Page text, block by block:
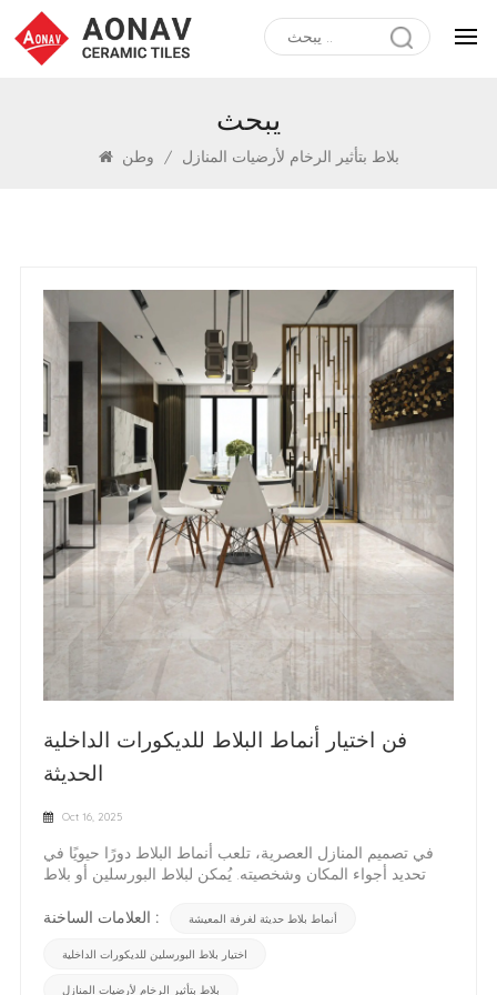
يبحث
/ بلاط بتأثير الرخام لأرضيات المنازل
فن اختيار أنماط البلاط للديكورات الداخلية
الحديثة
Oct 16, 2025
في تصميم المنازل العصرية، تلعب أنماط البلاط دورًا حيويًا في
تحديد أجواء المكان وشخصيته. يُمكن لبلاط البورسلين أو بلاط
أبسط الديكورات الداخلية. سواءً كنت تُجدد بلاط أرضية غرفة
تختاره يُحدث فرقًا كبيرًا. 1. وظيفة الغرفة وتخطيط المساحةابدأ
بالتفكير في غرض كل غرفة ونسبها. بالنسبة للمساحات المفتوحة
العلامات الساخنة : أنماط بلاط حديثة لغرفة المعيشة
اختيار بلاط البورسلين للديكورات الداخلية
بلاط بتأثير الرخام لأرضيات المنازل